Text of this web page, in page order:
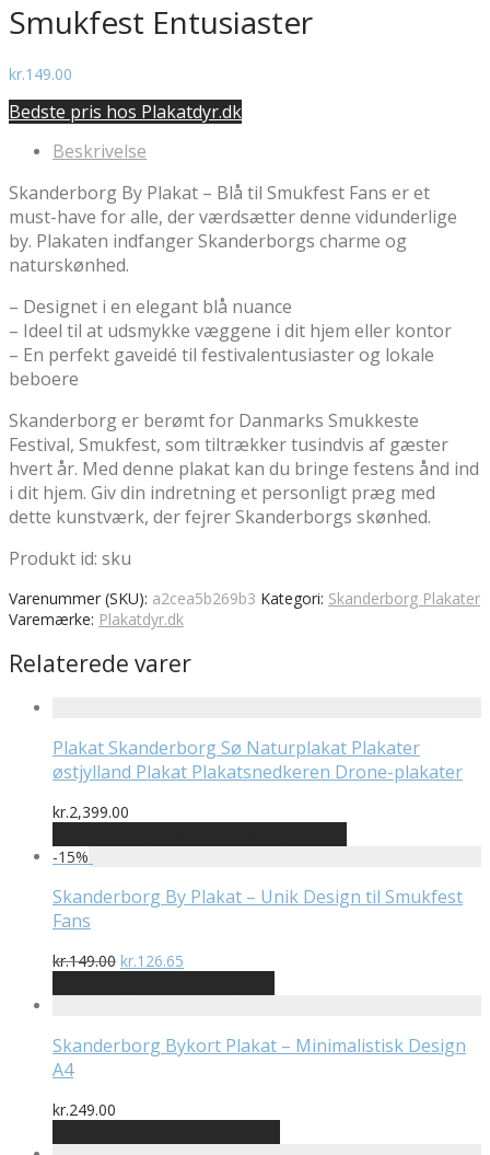
Smukfest Entusiaster
kr.149.00
Bedste pris hos Plakatdyr.dk
Beskrivelse
Skanderborg By Plakat – Blå til Smukfest Fans er et
must-have for alle, der værdsætter denne vidunderlige
by. Plakaten indfanger Skanderborgs charme og
naturskønhed.
– Designet i en elegant blå nuance
– Ideel til at udsmykke væggene i dit hjem eller kontor
– En perfekt gaveidé til festivalentusiaster og lokale
beboere
Skanderborg er berømt for Danmarks Smukkeste
Festival, Smukfest, som tiltrækker tusindvis af gæster
hvert år. Med denne plakat kan du bringe festens ånd ind
i dit hjem. Giv din indretning et personligt præg med
dette kunstværk, der fejrer Skanderborgs skønhed.
Produkt id: sku
Varenummer (SKU): a2cea5b269b3 Kategori: Skanderborg Plakater
Varemærke: Plakatdyr.dk
Relaterede varer
Plakat Skanderborg Sø Naturplakat Plakater
østjylland Plakat Plakatsnedkeren Drone-plakater
kr.2,399.00
-15%
Skanderborg By Plakat – Unik Design til Smukfest
Fans
kr.149.00 Den
pris
kr.149.00.
kr.126.65
pris
kr.126.65.
Skanderborg Bykort Plakat – Minimalistisk Design
A4
kr.249.00